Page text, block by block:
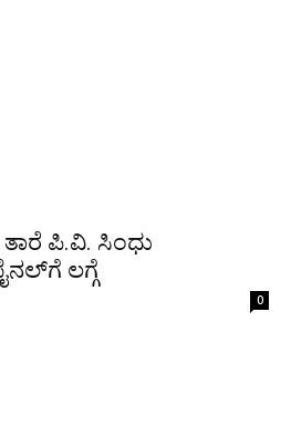
ಪಿ.ವಿ. ಸಿಂಧು
ಲಗ್ಗೆ
0